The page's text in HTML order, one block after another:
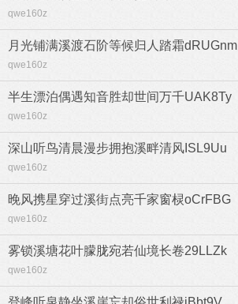
qwe160z
月光铺满溪渡石阶等候归人踏霜dRUGnm
qwe160z
半生漂泊偶遇知音胜却世间万千UAK8Ty
qwe160z
深山听鸟清晨漫步拥抱溪畔清风ISL9Uu
qwe160z
晚风携星穿过溪街点亮千家窗棂oCrFBG
qwe160z
雾锁溪塘花叶朦胧宛若仙境长卷29LLZk
qwe160z